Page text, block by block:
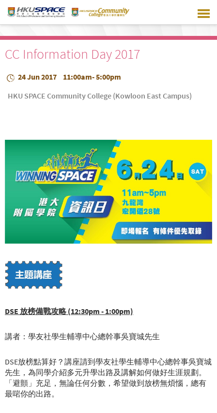
main
CC Information Day 2017
24 Jun 2017
11:00am- 5:00pm
HKU SPACE Community College (Kowloon East Campus)
DSE 放榜備戰攻略 (12:30pm - 1:00pm)
講者：學友社學生輔導中心總幹事吳寶城先生
DSE放榜點算好？講座請到學友社學生輔導中心總幹事吳寶城
先生，為同學介紹多元升學出路及講解如何做好生涯規劃。
「避顫」充足，無論任何分數，希望做到放榜無煩惱，總有
最啱你的出路。